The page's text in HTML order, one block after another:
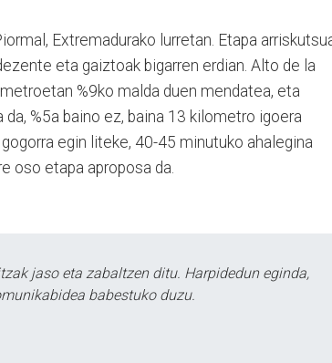
Extremadurako lurretan. Etapa
eta gaiztoak bigarren erdian. Alto de la
%9ko malda duen mendatea, eta
%5a baino ez, baina 13 kilometro igoera
egin liteke, 40-45 minutuko ahalegina
oso etapa aproposa da.
jaso eta zabaltzen ditu. Harpidedun eginda,
babestuko duzu.